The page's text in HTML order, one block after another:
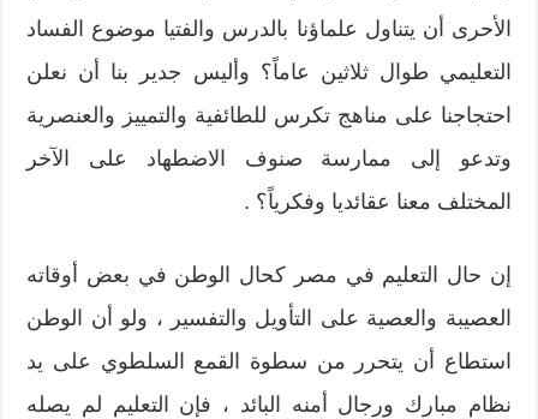
الأحرى أن يتناول علماؤنا بالدرس والفتيا موضوع الفساد
التعليمي طوال ثلاثين عاماً؟ وأليس جدير بنا أن نعلن
احتجاجنا على مناهج تكرس للطائفية والتمييز والعنصرية
وتدعو إلى ممارسة صنوف الاضطهاد على الآخر
المختلف معنا عقائديا وفكرياً؟ .
إن حال التعليم في مصر كحال الوطن في بعض أوقاته
العصيبة والعصية على التأويل والتفسير ، ولو أن الوطن
استطاع أن يتحرر من سطوة القمع السلطوي على يد
نظام مبارك ورجال أمنه البائد ، فإن التعليم لم يصله